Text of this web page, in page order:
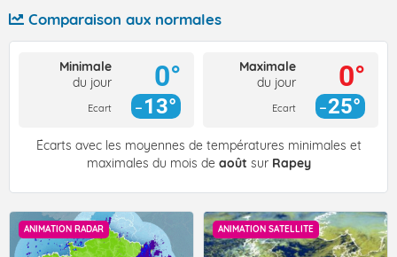
Comparaison aux normales
Minimale
du jour
Ecart
0°
13°
Maximale
du jour
Ecart
0°
25°
Écarts avec les moyennes de températures minimales et
maximales du mois de août sur Rapey
ANIMATION RADAR ANIMATION SATELLITE